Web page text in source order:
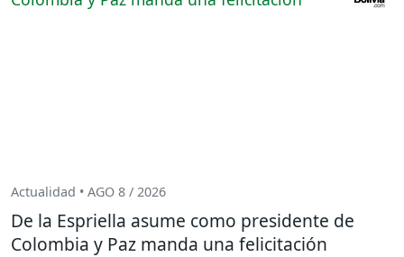
Actualidad • AGO 8 / 2026
De la Espriella asume como presidente de
Colombia y Paz manda una felicitación